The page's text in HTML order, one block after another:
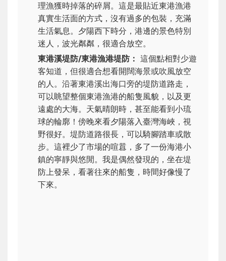
理漁獲時掉落的碎屑。這是最貼近東港漁港
真實生活面的方式，沒有過多的包裝，充滿
生活氣息。夕陽西下時分，港邊的景色特別
迷人，波光粼粼，很適合放空。
東港溪堤防/東港漁港堤防： 這個點相對少遊
客知道，但很適合想看開闊海景或吹風放空
的人。沿著東港溪出海口旁的堤防道路走，
可以眺望整個東港漁港的船隻風貌，以及更
遠處的大海。天氣晴朗時，甚至能看到小琉
球的輪廓！傍晚來看夕陽落入臺灣海峽，視
野很好。堤防道路很長，可以騎腳踏車或散
步。這裡少了市場的喧囂，多了一份海港小
鎮的寧靜與悠閒。我是偶然發現的，坐在堤
防上發呆，看著往來的船隻，時間好像慢了
下來。